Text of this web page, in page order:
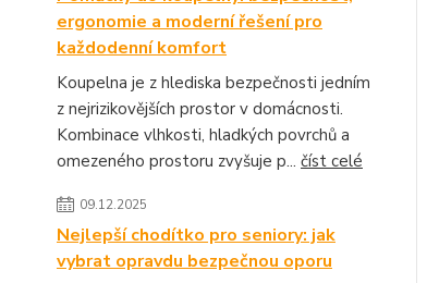
ergonomie a moderní řešení pro
každodenní komfort
Koupelna je z hlediska bezpečnosti jedním
z nejrizikovějších prostor v domácnosti.
Kombinace vlhkosti, hladkých povrchů a
omezeného prostoru zvyšuje p... číst celé
09.12.2025
Nejlepší chodítko pro seniory: jak
vybrat opravdu bezpečnou oporu